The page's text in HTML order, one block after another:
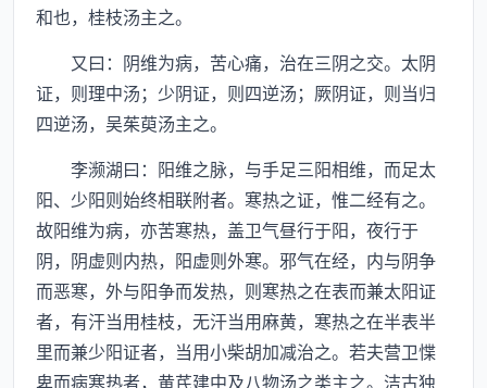
和也，桂枝汤主之。
又曰：阴维为病，苦心痛，治在三阴之交。太阴
证，则理中汤；少阴证，则四逆汤；厥阴证，则当归
四逆汤，吴茱萸汤主之。
李濒湖曰：阳维之脉，与手足三阳相维，而足太
阳、少阳则始终相联附者。寒热之证，惟二经有之。
故阳维为病，亦苦寒热，盖卫气昼行于阳，夜行于
阴，阴虚则内热，阳虚则外寒。邪气在经，内与阴争
而恶寒，外与阳争而发热，则寒热之在表而兼太阳证
者，有汗当用桂枝，无汗当用麻黄，寒热之在半表半
里而兼少阳证者，当用小柴胡加减治之。若夫营卫惵
卑而病寒热者，黄芪建中及八物汤之类主之。洁古独